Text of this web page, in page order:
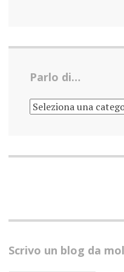
Parlo di…
PARLO
DI…
Scrivo un blog da